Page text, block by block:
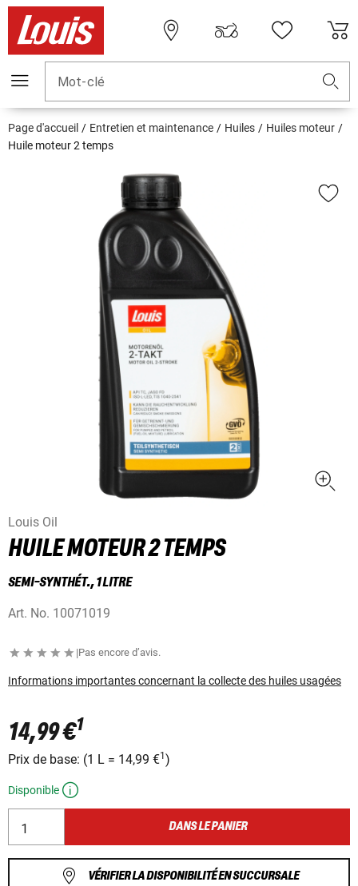
Mot-clé
Page d'accueil Entretien et maintenance Huiles
Huiles moteur
Huile moteur 2 temps
Louis Oil
HUILE MOTEUR 2 TEMPS
SEMI-SYNTHÉT., 1 LITRE
Art. No. 10071019
|Pas encore d’avis.
Informations importantes concernant la collecte des huiles usagées
14,99 €1
Prix ​​de base: (1 L = 14,99 €1 )
Disponible
DANS LE PANIER
VÉRIFIER LA DISPONIBILITÉ EN SUCCURSALE